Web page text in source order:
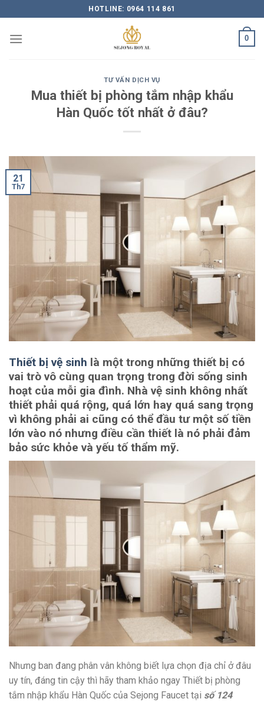
content
HOTLINE: 0964 114 861
0
TƯ VẤN DỊCH VỤ
Mua thiết bị phòng tắm nhập khẩu
Hàn Quốc tốt nhất ở đâu?
21
Th7
Thiết bị vệ sinh là một trong những thiết bị có
vai trò vô cùng quan trọng trong đời sống sinh
hoạt của mỗi gia đình. Nhà vệ sinh không nhất
thiết phải quá rộng, quá lớn hay quá sang trọng
vì không phải ai cũng có thể đầu tư một số tiền
lớn vào nó nhưng điều cần thiết là nó phải đảm
bảo sức khỏe và yếu tố thẩm mỹ.
Nhưng ban đang phân vân không biết lựa chọn địa chỉ ở đâu
uy tín, đáng tin cậy thì hãy tham khảo ngay Thiết bị phòng
tắm nhập khẩu Hàn Quốc của Sejong Faucet tại số 124